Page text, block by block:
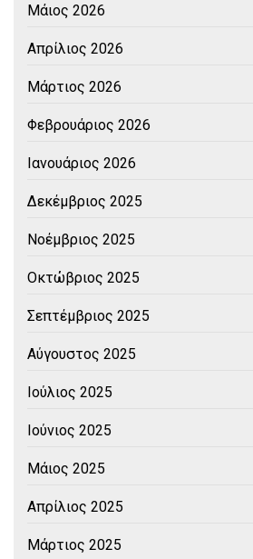
Μάιος 2026
Απρίλιος 2026
Μάρτιος 2026
Φεβρουάριος 2026
Ιανουάριος 2026
Δεκέμβριος 2025
Νοέμβριος 2025
Οκτώβριος 2025
Σεπτέμβριος 2025
Αύγουστος 2025
Ιούλιος 2025
Ιούνιος 2025
Μάιος 2025
Απρίλιος 2025
Μάρτιος 2025